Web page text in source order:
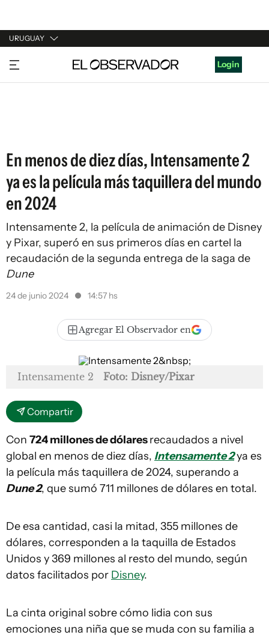
URUGUAY
URUGUAY
ARGENTINA
Login
En menos de diez días, Intensamente 2
ya es la película más taquillera del mundo
en 2024
Intensamente 2, la película de animación de Disney
y Pixar, superó en sus primeros días en cartel la
recaudación de la segunda entrega de la saga de
Dune
24 de junio 2024 14:57 hs
Agregar El Observador en
Intensamente 2 Foto: Disney/Pixar
Compartir
Con 724 millones de dólaresrecaudados a nivel
global en menos de diez días, Intensamente 2ya es
la película más taquillera de 2024, superando a
Dune 2, que sumó 711 millones de dólares en total.
De esa cantidad, casi la mitad, 355 millones de
dólares, corresponden a la taquilla de Estados
Unidos y 369 millones al resto del mundo, según
datos facilitados por Disney.
La cinta original sobre cómo lidia con sus
emociones una niña que se muda con su familia a